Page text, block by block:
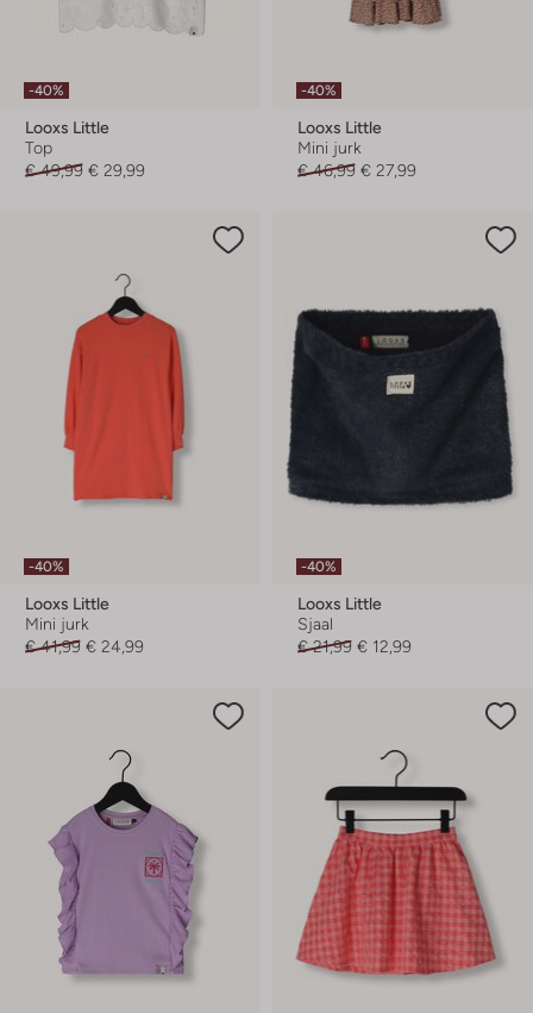
-40%
Looxs Little
Top
€ 49,99 € 29,99
-40%
Looxs Little
Mini jurk
€ 46,99 € 27,99
-40%
Looxs Little
Mini jurk
€ 41,99 € 24,99
-40%
Looxs Little
Sjaal
€ 21,99 € 12,99